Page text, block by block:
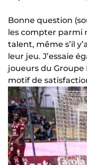
Bonne question
les compter parmi
talent, même s’il
leur jeu. J’essaie
joueurs du Groupe
motif de